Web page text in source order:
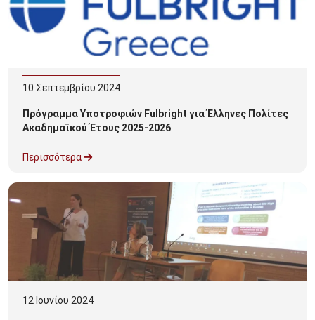
10 Σεπτεμβρίου 2024
Πρόγραμμα Υποτροφιών Fulbright για Έλληνες Πολίτες
Ακαδημαϊκού Έτους 2025-2026
Περισσότερα
12 Ιουνίου 2024